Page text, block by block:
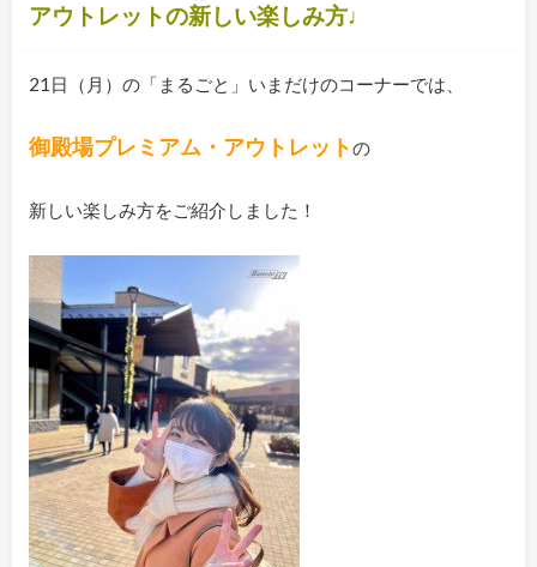
アウトレットの新しい楽しみ方♩
21日（月）の「まるごと」いまだけのコーナーでは、
御殿場プレミアム・アウトレットの
新しい楽しみ方をご紹介しました！